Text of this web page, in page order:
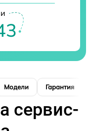
Модели Гарантия
сервис-